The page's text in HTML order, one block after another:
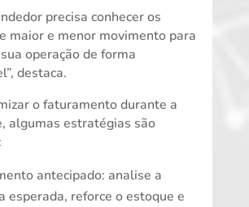
precisa conhecer os
maior e menor movimento para
operação de forma
destaca.
o faturamento durante a
algumas estratégias são
antecipado: analise a
esperada, reforce o estoque e